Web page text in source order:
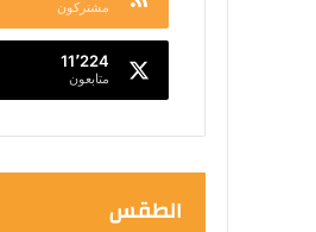
مشتركون
11٬224
متابعون
الطقس